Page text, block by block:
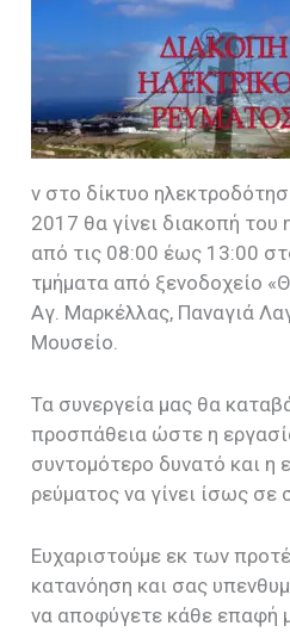
ν στο δίκτυο
2017 θα γίνει διακοπή του
από τις 08:00 έως 13:00
τμήματα από ξενοδοχείο
Αγ. Μαρκέλλας, Παναγιά
Μουσείο.
Τα συνεργεία μας θα
προσπάθεια ώστε η
συντομότερο δυνατό και η
ρεύματος να γίνει ίσως σε
Ευχαριστούμε εκ των
κατανόηση και σας
να αποφύγετε κάθε επαφή